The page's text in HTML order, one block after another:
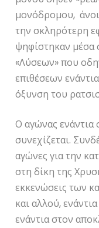
μονόδρομου,
την σκληρότερη
ψηφίστηκαν μέσα
«Λύσεων» που
επιθέσεων
όξυνση του
Ο αγώνας ενάντια
συνεχίζεται.
αγώνες για την
στη δίκη της
εκκενώσεις των
και αλλού,
ενάντια στον